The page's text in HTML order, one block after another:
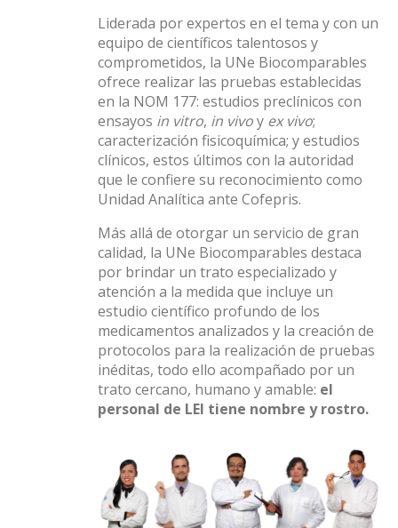
Liderada por expertos en el tema y con un
equipo de científicos talentosos y
comprometidos, la UNe Biocomparables
ofrece realizar las pruebas establecidas
en la NOM 177: estudios preclínicos con
ensayos in vitro, in vivoy ex vivo;
caracterización fisicoquímica; y estudios
clínicos, estos últimos con la autoridad
que le confiere su reconocimiento como
Unidad Analítica ante Cofepris.
Más allá de otorgar un servicio de gran
calidad, la UNe Biocomparables destaca
por brindar un trato especializado y
atención a la medida que incluye un
estudio científico profundo de los
medicamentos analizados y la creación de
protocolos para la realización de pruebas
inéditas, todo ello acompañado por un
trato cercano, humano y amable: el
personal de LEI tiene nombre y rostro.